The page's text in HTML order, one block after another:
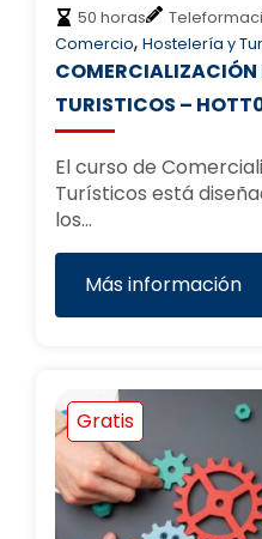
50 horas
Comercio, Hostelería y
COMERCIALIZACIÓN
TURISTICOS –
El curso de
Turísticos está
los…
Más información
Gratis